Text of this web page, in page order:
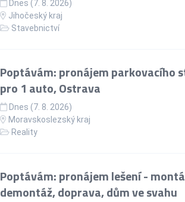
Dnes (7. 8. 2026)
Jihočeský kraj
Stavebnictví
Poptávám: pronájem parkovacího
pro 1 auto, Ostrava
Dnes (7. 8. 2026)
Moravskoslezský kraj
Reality
Poptávám: pronájem lešení -
demontáž, doprava, dům ve svahu